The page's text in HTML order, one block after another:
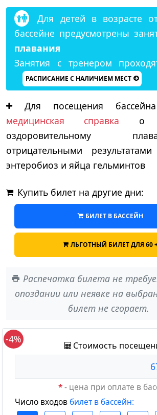
Для детей в возрасте
бассейне предусмотрены
плавания
Занятия с тренером
РАСПИСАНИЕ С НАЛИЧИЕМ МЕСТ
Для посещения
медицинская справка о
оздоровительному
отрицательными
энтеробиоз и яйца гельминтов
Купить билет на другие дни:
БИЛЕТ В БАССЕЙН
ЛЬГОТНЫЙ БИЛЕТ ДЛЯ 60
Распечатка билета не
опоздании или неявке на
билет не сгорает.
-4%
Стоимость
*- цена при оплате в
Число входовбилет в бассейн: